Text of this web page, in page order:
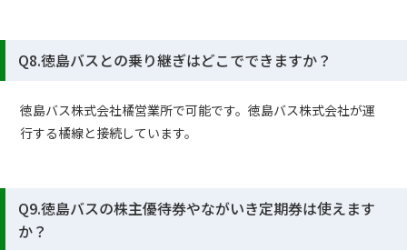
Q8.徳島バスとの乗り継ぎはどこでできますか？
徳島バス株式会社橘営業所で可能です。徳島バス株式会社が運
行する橘線と接続しています。
Q9.徳島バスの株主優待券やながいき定期券は使えます
か？